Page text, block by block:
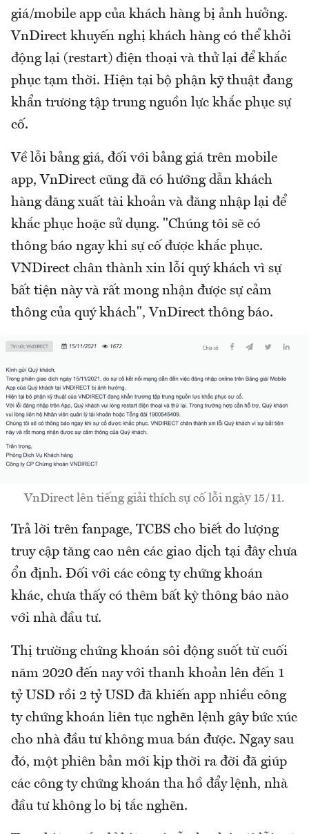
giá/mobile app của khách hàng bị ảnh hưởng.
VnDirect khuyến nghị khách hàng có thể khởi
động lại (restart) điện thoại và thử lại để khắc
phục tạm thời. Hiện tại bộ phận kỹ thuật đang
khẩn trương tập trung nguồn lực khắc phục sự
cố.
Về lỗi bảng giá, đối với bảng giá trên mobile
app, VnDirect cũng đã có hướng dẫn khách
hàng đăng xuất tài khoản và đăng nhập lại để
khắc phục hoặc sử dụng. "Chúng tôi sẽ có
thông báo ngay khi sự cố được khắc phục.
VNDirect chân thành xin lỗi quý khách vì sự
bất tiện này và rất mong nhận được sự cảm
thông của quý khách", VnDirect thông báo.
VnDirect lên tiếng giải thích sự cố lỗi ngày 15/11.
Trả lời trên fanpage, TCBS cho biết do lượng
truy cập tăng cao nên các giao dịch tại đây chưa
ổn định. Đối với các công ty chứng khoán
khác, chưa thấy có thêm bất kỳ thông báo nào
với nhà đầu tư.
Thị trường chứng khoán sôi động suốt từ cuối
năm 2020 đến nay với thanh khoản lên đến 1
tỷ USD rồi 2 tỷ USD đã khiến app nhiều công
ty chứng khoán liên tục nghẽn lệnh gây bức xúc
cho nhà đầu tư không mua bán được. Ngay sau
đó, một phiên bản mới kịp thời ra đời đã giúp
các công ty chứng khoán tha hồ đẩy lệnh, nhà
đầu tư không lo bị tắc nghẽn.